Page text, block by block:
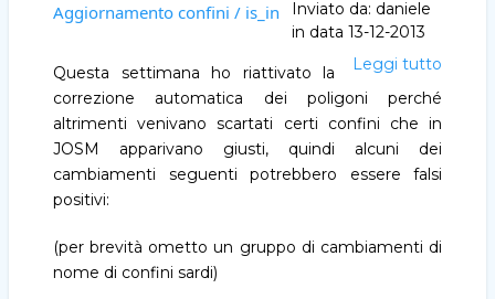
Aggiornamento confini / is_in Inviato da: daniele
in data 13-12-2013
Leggi tutto
Questa settimana ho riattivato la
correzione automatica dei poligoni perché
altrimenti venivano scartati certi confini che in
JOSM apparivano giusti, quindi alcuni dei
cambiamenti seguenti potrebbero essere falsi
positivi:
(per brevità ometto un gruppo di cambiamenti di
nome di confini sardi)